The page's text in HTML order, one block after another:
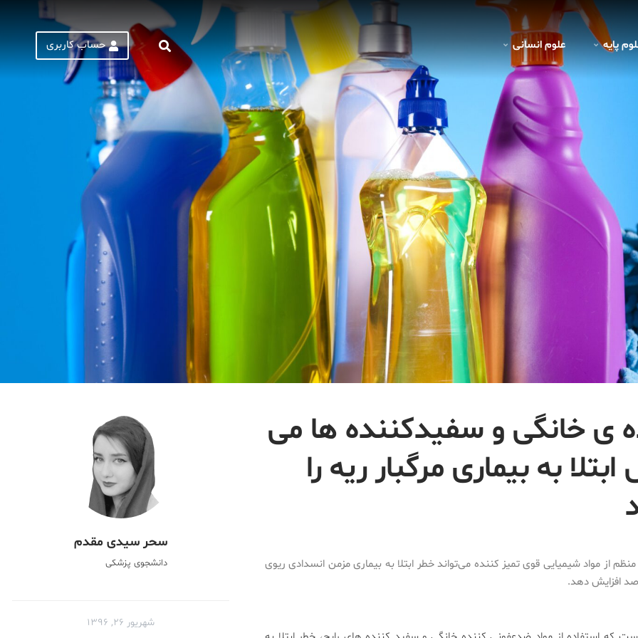
پايه علوم انسانی حساب کاربری
ی خانگی و سفیدکننده ها می
به بیماری مرگبار ریه را
منظم از مواد شیمیایی قوی تمیز کننده می‌تواند خطر ابتلا به بیماری مزمن انسدادی ریوی
سحر سیدی مقدم
دانشجوی پزشکی
شهریور ۲۶, ۱۳۹۶